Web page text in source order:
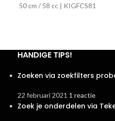
50 cm / 58 cc | KIGFCS81
HANDIGE TIPS!
Zoeken via zoekfilters
22 februari 2021 1 reactie
Zoek je onderdelen via